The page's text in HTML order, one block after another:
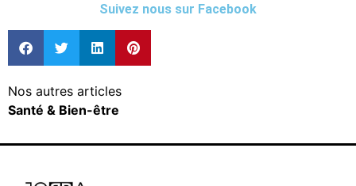
Suivez nous sur Facebook
Nos autres articles
Santé & Bien-être